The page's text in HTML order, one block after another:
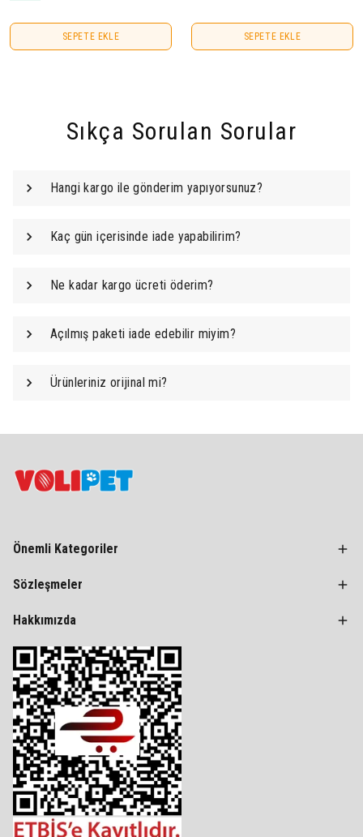
SEPETE EKLE SEPETE EKLE
Sıkça Sorulan Sorular
Hangi kargo ile gönderim yapıyorsunuz?
Kaç gün içerisinde iade yapabilirim?
Ne kadar kargo ücreti öderim?
Açılmış paketi iade edebilir miyim?
Ürünleriniz orijinal mi?
Önemli Kategoriler
Sözleşmeler
Hakkımızda